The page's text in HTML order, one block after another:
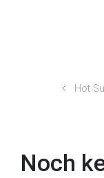
Hot
Noch